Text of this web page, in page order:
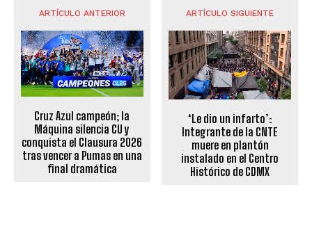
ARTÍCULO ANTERIOR
Cruz Azul campeón; la
Máquina silencia CU y
conquista el Clausura 2026
tras vencer a Pumas en una
final dramática
ARTÍCULO SIGUIENTE
‘Le dio un infarto’:
Integrante de la CNTE
muere en plantón
instalado en el Centro
Histórico de CDMX